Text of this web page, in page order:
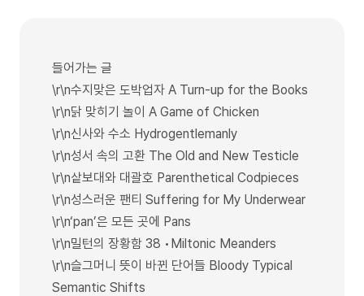
들어가는 글
\r\n수지맞은 도박업자 A Turn-up for the Books
\r\n닭 맞히기 놀이 A Game of Chicken
\r\n신사와 수소 Hydrogentlemanly
\r\n성서 속의 고환 The Old and New Testicle
\r\n샅보대와 대괄호 Parenthetical Codpieces
\r\n성스러운 팬티 Suffering for My Underwear
\r\n‘pan’은 모든 곳에 Pans
\r\n밀턴의 장황함 38 •Miltonic Meanders
\r\n슬그머니 뜻이 바뀐 단어들 Bloody Typical
Semantic Shifts